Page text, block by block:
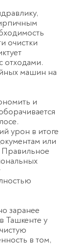
очистки
отходами.
машин на
и
урон в итоге
или
Правильное
заранее
Ташкенте у
в том,